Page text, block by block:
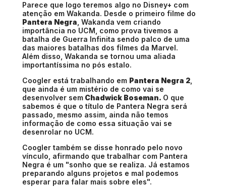
Parece que logo teremos algo no Disney+ com
atenção em Wakanda. Desde o primeiro filme do
Pantera Negra , Wakanda vem criando
importância no UCM, como prova tivemos a
batalha de Guerra Infinita sendo palco de uma
das maiores batalhas dos filmes da Marvel.
Além disso, Wakanda se tornou uma aliada
importantíssima no pós estalo.
Coogler está trabalhando em Pantera Negra 2
que ainda é um mistério de como vai se
desenvolver sem Chadwick Boseman. O que
sabemos é que o título de Pantera Negra será
passado, mesmo assim, ainda não temos
informação de como essa situação vai se
desenrolar no UCM.
Coogler também se disse honrado pelo novo
vínculo, afirmando que trabalhar com Pantera
Negra é um "sonho que se realiza. Já estamos
preparando alguns projetos e mal podemos
esperar para falar mais sobre eles".